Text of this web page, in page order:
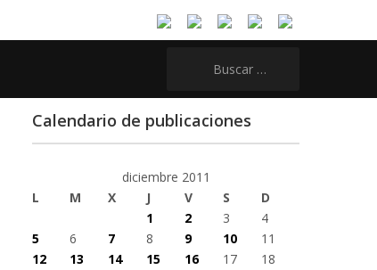
Calendario de publicaciones
diciembre 2011
L
M X J V S
D
1
2 3
4
5
6 7 8 9 10
11
12
13 14 15 16 17
18